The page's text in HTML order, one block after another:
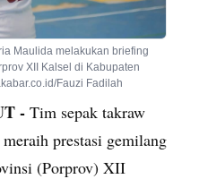
Maulida melakukan briefing
XII Kalsel di Kabupaten
Fauzi Fadilah
- Tim sepak takraw
prestasi gemilang
(Porprov) XII